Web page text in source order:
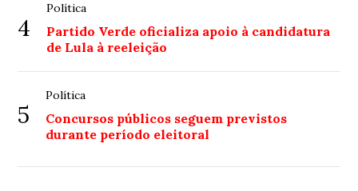
4
Política
Partido Verde oficializa apoio à candidatura
de Lula à reeleição
5
Política
Concursos públicos seguem previstos
durante período eleitoral